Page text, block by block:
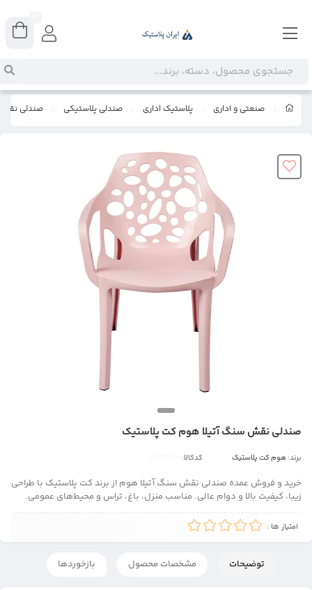
صنعتی و اداری پلاستیک اداری صندلی پلاستیکی صندلی
صندلی نقش سنگ آتیلا هوم کت پلاستیک
برند:هوم کت پلاستیک کدکالا:
خرید و فروش عمده صندلی نقش سنگ آتیلا هوم از برند کت پلاستیک با طراحی
زیبا، کیفیت بالا و دوام عالی. مناسب منزل، باغ، تراس و محیط‌های عمومی.
امتیاز ها :
توضیحات مشخصات محصول بازخوردها